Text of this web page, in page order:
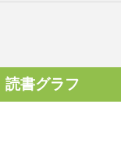
読書グラフ